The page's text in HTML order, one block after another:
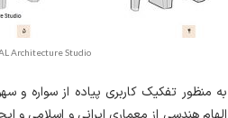
Architecture Studio
به منظور تفکیک کاربری پیاده از سواره و